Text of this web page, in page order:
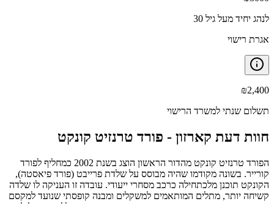
לנהג יחיד מעל גיל 30
אגרת רישוי
₪2,400
תשלום שנתי למשרד הרישוי
חוות דעת קארזון - פורד טרנזיט קונקט
הפורד טרנזיט קונקט מהדור הראשון הוצג בשנת 2002 כמחליף לפורד
קורייר. בשונה מקודמו שהיה מבוסס על שלדת פרייבט (פורד פיאסטה),
הקונקט תוכנן מלכתחילה כרכב מסחרי ייעודי. עובדה זו העניקה לו שלדה
קשיחה יותר, מתלים המותאמים למשקלים ומבנה קופסתי שנועד למקסם